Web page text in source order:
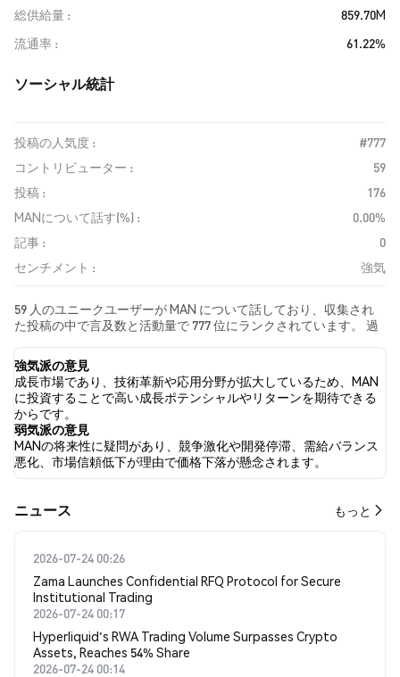
総供給量
859.70M
流通率
61.22%
ソーシャル統計
投稿の人気度 :
#777
コントリビューター :
59
投稿 :
176
MANについて話す(%) :
0.00%
記事 :
0
センチメント :
強気
59 人のユニークユーザーが MAN について話しており、収集され
た投稿の中で言及数と活動量で 777 位にランクされています。 過
は 強気 でした。 最後に、MAN に関するニュース記事が 0 件公開
されました。 Twitterでは、28.15% のツイートが強気の感情を示
し、5.19% のツイートが弱気の感情を示しました。 66.67% のツイ
ートは MAN に対して中立的でした。 これらの感情分析は 135 件の
ツイートに基づいています。
強気派の意見
成長市場であり、技術革新や応用分野が拡大しているため、MAN
に投資することで高い成長ポテンシャルやリターンを期待できる
からです。
弱気派の意見
MANの将来性に疑問があり、競争激化や開発停滞、需給バランス
悪化、市場信頼低下が理由で価格下落が懸念されます。
​​ニュース​​ もっと
2026-07-24 00:26
Zama Launches Confidential RFQ Protocol for Secure
Institutional Trading
2026-07-24 00:17
Hyperliquid's RWA Trading Volume Surpasses Crypto
Assets, Reaches 54% Share
2026-07-24 00:14